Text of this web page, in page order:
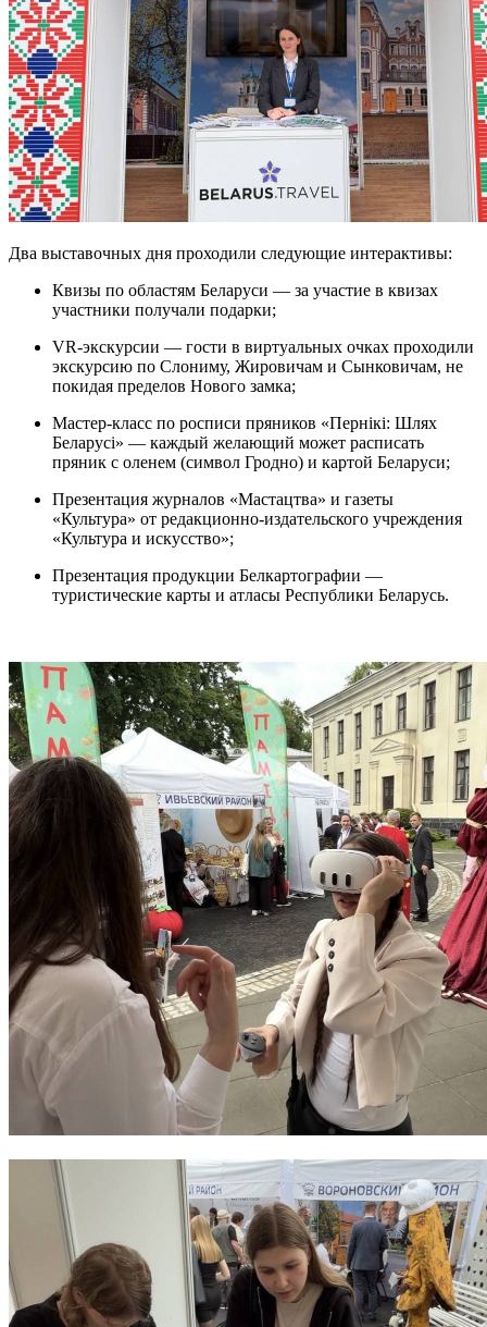
Два выставочных дня проходили следующие интерактивы:
Квизы по областям Беларуси — за участие в квизах
участники получали подарки;
VR-экскурсии — гости в виртуальных очках проходили
экскурсию по Слониму, Жировичам и Сынковичам, не
покидая пределов Нового замка;
Мастер-класс по росписи пряников «Пернікі: Шлях
Беларусі» — каждый желающий может расписать
пряник с оленем (символ Гродно) и картой Беларуси;
Презентация журналов «Мастацтва» и газеты
«Культура» от редакционно-издательского учреждения
«Культура и искусство»;
Презентация продукции Белкартографии —
туристические карты и атласы Республики Беларусь.